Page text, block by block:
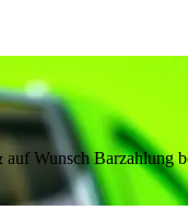
Wunsch Barzahlung